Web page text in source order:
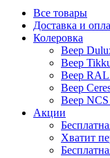
Все товары
Доставка и
Колеровка
Веер
Веер
Веер RAL
Веер
Веер NCS
Акции
Хватит